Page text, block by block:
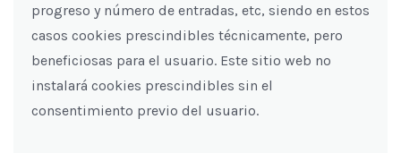
progreso y número de entradas, etc, siendo en estos
casos cookies prescindibles técnicamente, pero
beneficiosas para el usuario. Este sitio web no
instalará cookies prescindibles sin el
consentimiento previo del usuario.